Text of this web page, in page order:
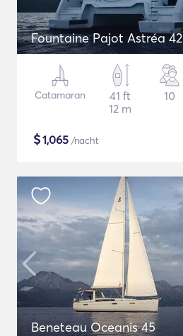
Fountaine Pajot Astréa 42
Catamaran
41 ft
12 m
10
$1,065 /nacht
Beneteau Oceanis 45